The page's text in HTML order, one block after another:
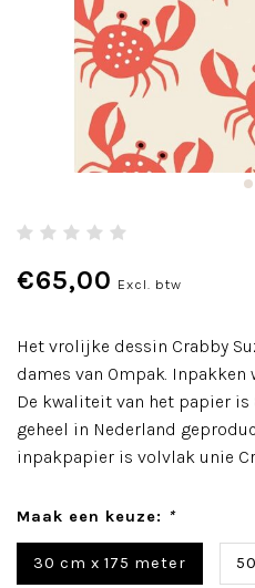
€65,00 Excl. btw
Het vrolijke dessin Crabby
dames van Ompak. Inpakken
De kwaliteit van het papier is
geheel in Nederland
inpakpapier is volvlak unie
Maak een keuze: *
30 cm x 175 meter